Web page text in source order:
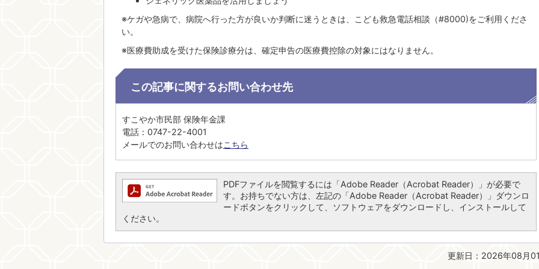
※ケガや急病で、病院へ行った方が良いか判断に迷うときは、こども救急電話相談（#8000)をご利用くださ
い。
※医療費助成を受けた保険診療分は、確定申告の医療費控除の対象にはなりません。
この記事に関するお問い合わせ先
すこやか市民部 保険年金課
電話：0747-22-4001
メールでのお問い合わせはこちら
PDFファイルを閲覧するには「Adobe Reader（Acrobat Reader）」が必要で
す。お持ちでない方は、左記の「Adobe Reader（Acrobat Reader）」ダウンロ
ードボタンをクリックして、ソフトウェアをダウンロードし、インストールして
ください。
更新日：2026年08月